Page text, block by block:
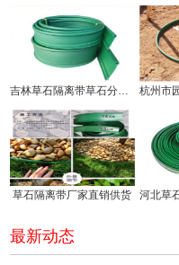
草石隔离带厂家直销供货
最新动态